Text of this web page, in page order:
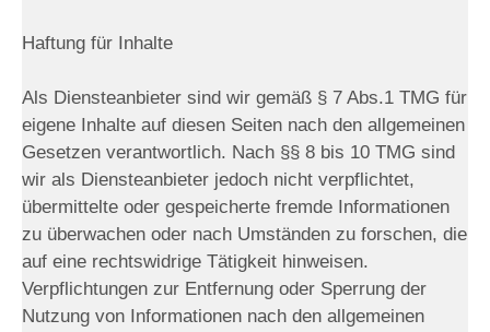
Haftung für Inhalte
Als Diensteanbieter sind wir gemäß § 7 Abs.1 TMG für
eigene Inhalte auf diesen Seiten nach den allgemeinen
Gesetzen verantwortlich. Nach §§ 8 bis 10 TMG sind
wir als Diensteanbieter jedoch nicht verpflichtet,
übermittelte oder gespeicherte fremde Informationen
zu überwachen oder nach Umständen zu forschen, die
auf eine rechtswidrige Tätigkeit hinweisen.
Verpflichtungen zur Entfernung oder Sperrung der
Nutzung von Informationen nach den allgemeinen